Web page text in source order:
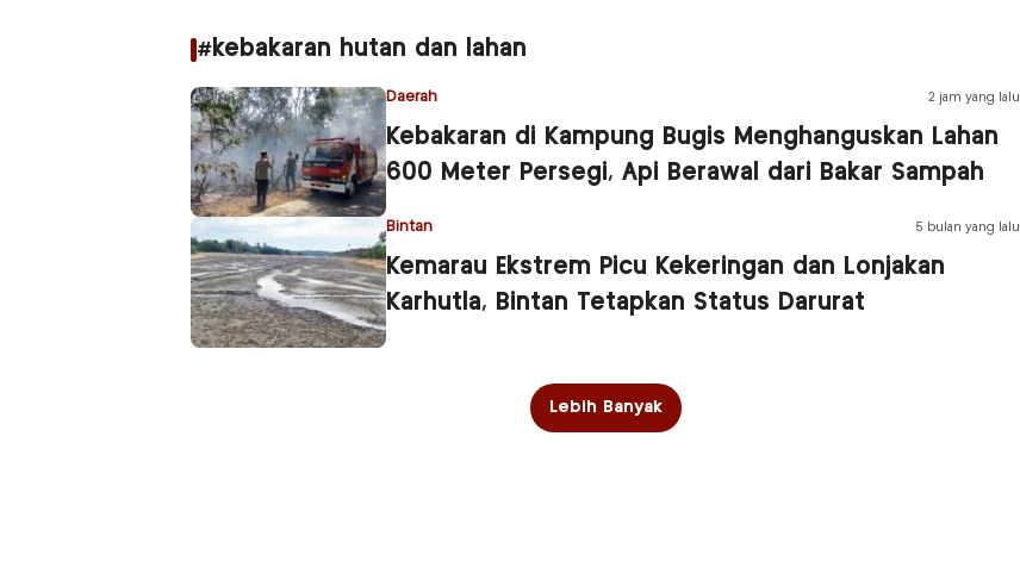
#kebakaran hutan dan lahan
Daerah 2 jam yang lalu
Kebakaran di Kampung Bugis Menghanguskan Lahan
600 Meter Persegi, Api Berawal dari Bakar Sampah
Bintan 5 bulan yang lalu
Kemarau Ekstrem Picu Kekeringan dan Lonjakan
Karhutla, Bintan Tetapkan Status Darurat
Lebih Banyak